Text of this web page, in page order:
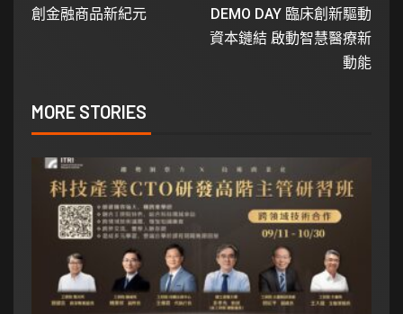
創金融商品新紀元
DEMO DAY 臨床創新驅動
資本鏈結 啟動智慧醫療新
動能
MORE STORIES